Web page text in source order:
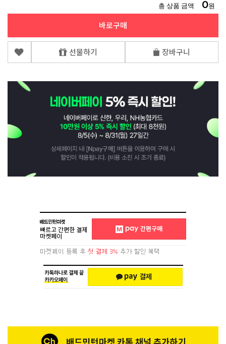
총 상품 금액 0원
바로구매
선물하기 장바구니